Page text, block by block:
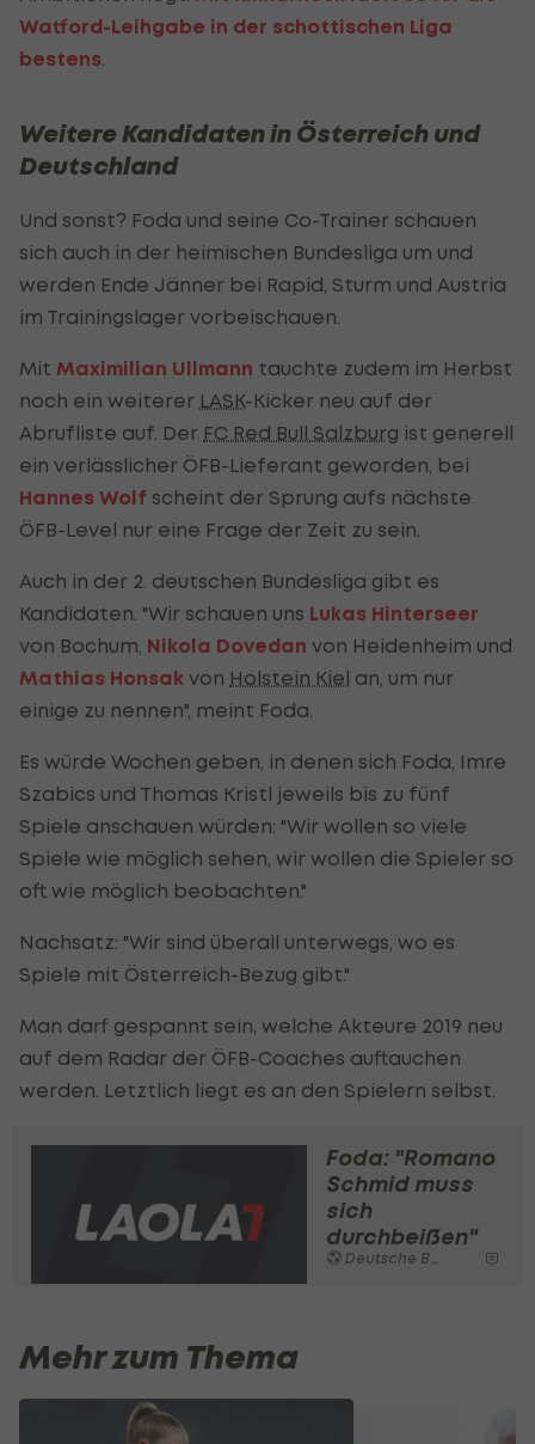
Watford-Leihgabe in der schottischen Liga
bestens
Weitere Kandidaten in Österreich und
Deutschland
Und sonst? Foda und seine Co-Trainer schauen
sich auch in der heimischen Bundesliga um und
werden Ende Jänner bei Rapid, Sturm und Austria
im Trainingslager vorbeischauen.
Mit Maximilian Ullmann tauchte zudem im Herbst
noch ein weiterer LASK-Kicker neu auf der
Abrufliste auf. Der FC Red Bull Salzburg ist generell
ein verlässlicher ÖFB-Lieferant geworden, bei
Hannes Wolf scheint der Sprung aufs nächste
ÖFB-Level nur eine Frage der Zeit zu sein.
Auch in der 2. deutschen Bundesliga gibt es
Kandidaten. "Wir schauen uns Lukas Hinterseer
von Bochum, Nikola Dovedan von Heidenheim und
Mathias Honsak von Holstein Kiel an, um nur
einige zu nennen", meint Foda.
Es würde Wochen geben, in denen sich Foda, Imre
Szabics und Thomas Kristl jeweils bis zu fünf
Spiele anschauen würden: "Wir wollen so viele
Spiele wie möglich sehen, wir wollen die Spieler so
oft wie möglich beobachten."
Nachsatz: "Wir sind überall unterwegs, wo es
Spiele mit Österreich-Bezug gibt."
Man darf gespannt sein, welche Akteure 2019 neu
auf dem Radar der ÖFB-Coaches auftauchen
werden. Letztlich liegt es an den Spielern selbst.
Foda: "Romano
Schmid muss
sich
durchbeißen"
Deutsche Bundesliga
Mehr zum Thema